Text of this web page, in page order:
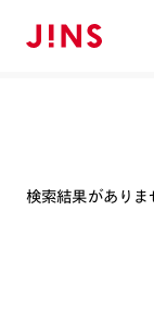
検索結果がありま